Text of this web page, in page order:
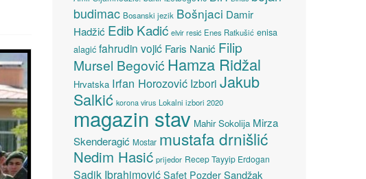
budimac Bosanski jezik Bošnjaci Damir
Hadžić Edib Kadić elvir resić Enes Ratkušić enisa
alagić fahrudin vojić Faris Nanić Filip
Mursel Begović Hamza Ridžal
Hrvatska Irfan Horozović Izbori Jakub
Salkić korona virus Lokalni izbori 2020
magazin stav Mahir Sokolija Mirza
Skenderagić Mostar mustafa drnišlić
Nedim Hasić prijedor Recep Tayyip Erdogan
Sadik Ibrahimović Safet Pozder Sandžak